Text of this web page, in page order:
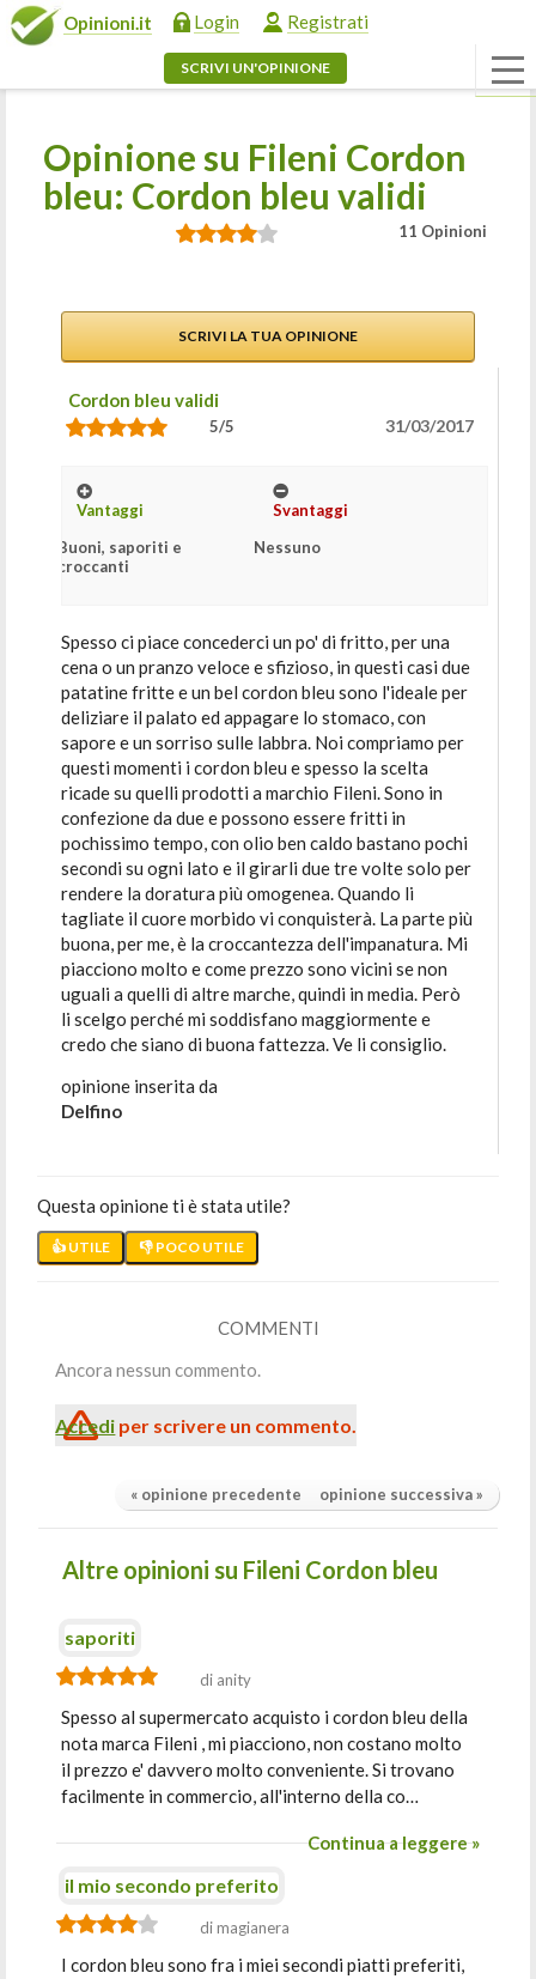
Opinioni.it Login Registrati
SCRIVI UN'OPINIONE
Opinione su Fileni Cordon
bleu: Cordon bleu validi
11 Opinioni
SCRIVI LA TUA OPINIONE
Cordon bleu validi
5/5 31/03/2017
Vantaggi
Buoni, saporiti e
croccanti
Svantaggi
Nessuno
Spesso ci piace concederci un po' di fritto, per una
cena o un pranzo veloce e sfizioso, in questi casi due
patatine fritte e un bel cordon bleu sono l'ideale per
deliziare il palato ed appagare lo stomaco, con
sapore e un sorriso sulle labbra. Noi compriamo per
questi momenti i cordon bleu e spesso la scelta
ricade su quelli prodotti a marchio Fileni. Sono in
confezione da due e possono essere fritti in
pochissimo tempo, con olio ben caldo bastano pochi
secondi su ogni lato e il girarli due tre volte solo per
rendere la doratura più omogenea. Quando li
tagliate il cuore morbido vi conquisterà. La parte più
buona, per me, è la croccantezza dell'impanatura. Mi
piacciono molto e come prezzo sono vicini se non
uguali a quelli di altre marche, quindi in media. Però
li scelgo perché mi soddisfano maggiormente e
credo che siano di buona fattezza. Ve li consiglio.
opinione inserita da
Delfino
Questa opinione ti è stata utile?
👍 UTILE 👎 POCO UTILE
COMMENTI
Ancora nessun commento.
Accedi per scrivere un commento.
« opinione precedente opinione successiva »
Altre opinioni su Fileni Cordon bleu
saporiti
di anity
Spesso al supermercato acquisto i cordon bleu della
nota marca Fileni , mi piacciono, non costano molto
il prezzo e' davvero molto conveniente. Si trovano
facilmente in commercio, all'interno della co…
Continua a leggere »
il mio secondo preferito
di magianera
I cordon bleu sono fra i miei secondi piatti preferiti,